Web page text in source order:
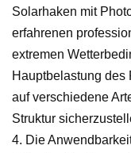
Solarhaken mit
erfahrenen
extremen
Hauptbelastung des
auf verschiedene
Struktur
4. Die